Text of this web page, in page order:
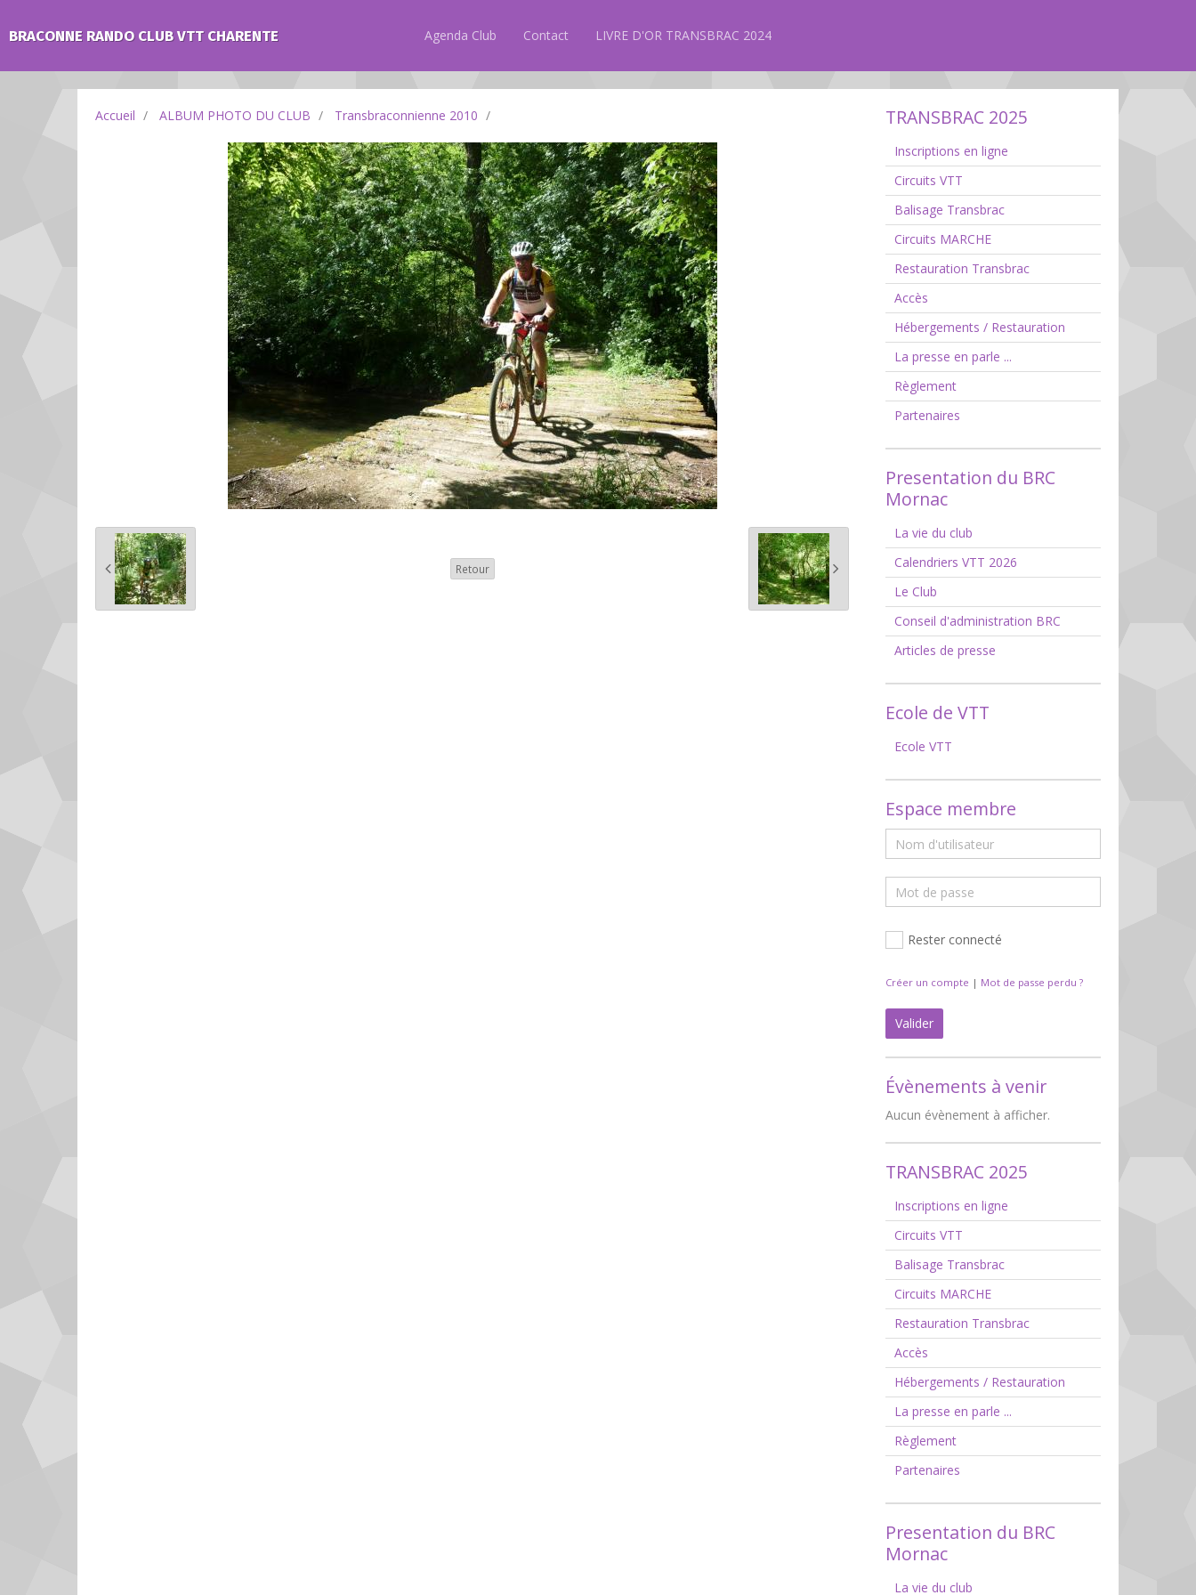
BRACONNE RANDO CLUB VTT CHARENTE Agenda Club Contact LIVRE D'OR TRANSBRAC 2024
Accueil ALBUM PHOTO DU CLUB Transbraconnienne 2010
Retour
TRANSBRAC 2025
Inscriptions en ligne
Circuits VTT
Balisage Transbrac
Circuits MARCHE
Restauration Transbrac
Accès
Hébergements / Restauration
La presse en parle ...
Règlement
Partenaires
Presentation du BRC
Mornac
La vie du club
Calendriers VTT 2026
Le Club
Conseil d'administration BRC
Articles de presse
Ecole de VTT
Ecole VTT
Espace membre
Rester connecté
Créer un compte | Mot de passe perdu ?
Valider
Évènements à venir
Aucun évènement à afficher.
TRANSBRAC 2025
Inscriptions en ligne
Circuits VTT
Balisage Transbrac
Circuits MARCHE
Restauration Transbrac
Accès
Hébergements / Restauration
La presse en parle ...
Règlement
Partenaires
Presentation du BRC
Mornac
La vie du club